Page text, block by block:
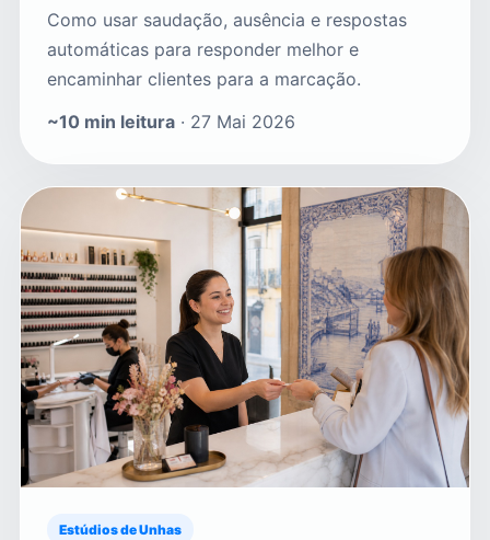
Como usar saudação, ausência e respostas
automáticas para responder melhor e
encaminhar clientes para a marcação.
~10 min leitura · 27 Mai 2026
Estúdios de Unhas